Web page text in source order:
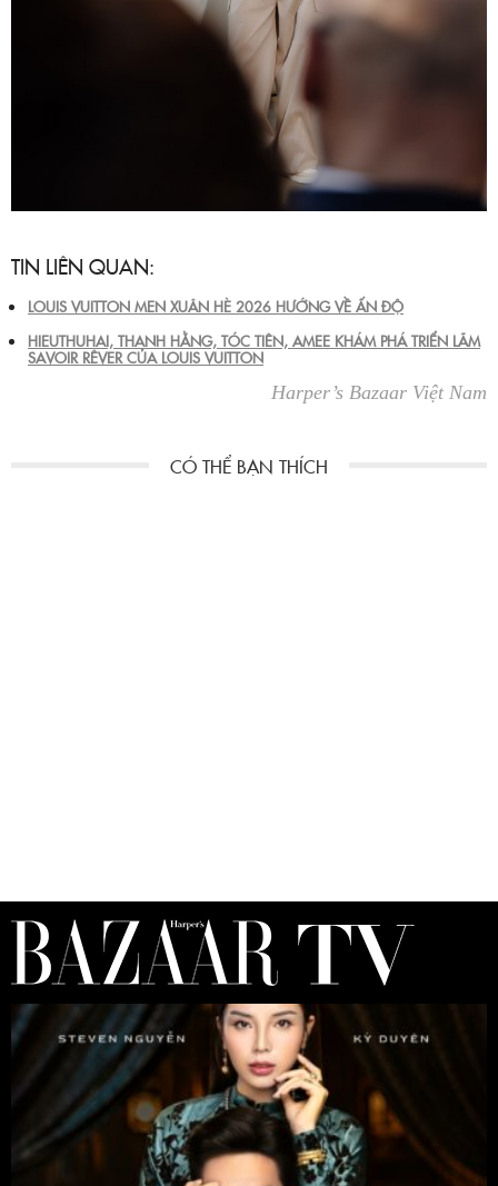
TIN LIÊN QUAN:
LOUIS VUITTON MEN XUÂN HÈ 2026 HƯỚNG VỀ ẤN ĐỘ
HIEUTHUHAI, THANH HẰNG, TÓC TIÊN, AMEE KHÁM PHÁ TRIỂN LÃM
SAVOIR RÊVER CỦA LOUIS VUITTON
Harper’s Bazaar Việt Nam